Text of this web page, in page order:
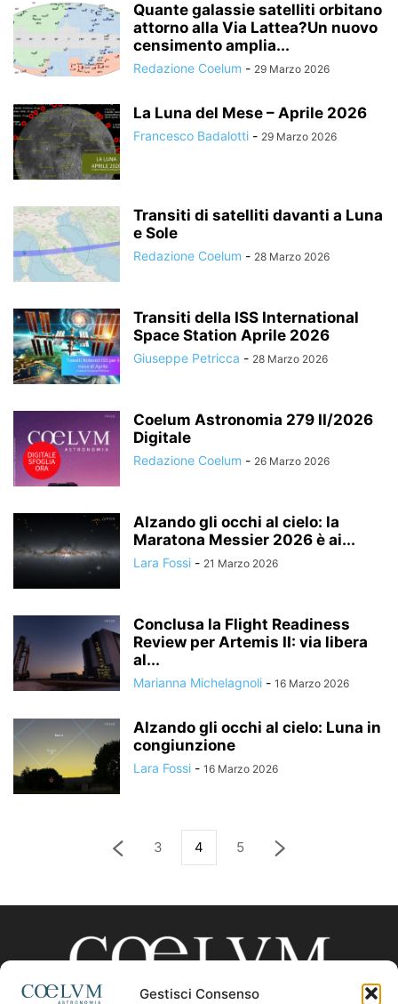
Gestisci Consenso
Quante galassie satelliti orbitano
attorno alla Via Lattea?Un nuovo
censimento amplia...
Redazione Coelum - 29 Marzo 2026
La Luna del Mese – Aprile 2026
Francesco Badalotti - 29 Marzo 2026
Transiti di satelliti davanti a Luna
e Sole
Redazione Coelum - 28 Marzo 2026
Transiti della ISS International
Space Station Aprile 2026
Giuseppe Petricca - 28 Marzo 2026
Coelum Astronomia 279 II/2026
Digitale
Redazione Coelum - 26 Marzo 2026
Alzando gli occhi al cielo: la
Maratona Messier 2026 è ai...
Lara Fossi - 21 Marzo 2026
Conclusa la Flight Readiness
Review per Artemis II: via libera
al...
Marianna Michelagnoli - 16 Marzo 2026
Alzando gli occhi al cielo: Luna in
congiunzione
Lara Fossi - 16 Marzo 2026
3 4 5